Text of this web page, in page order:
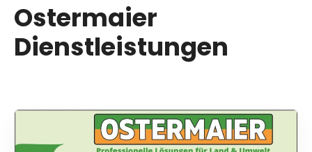
Ostermaier
Dienstleistungen